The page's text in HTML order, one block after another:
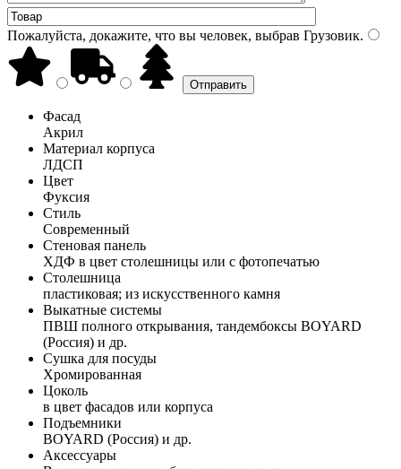
Пожалуйста, докажите, что вы человек, выбрав Грузовик.
Фасад
Акрил
Материал корпуса
ЛДСП
Цвет
Фуксия
Стиль
Современный
Стеновая панель
ХДФ в цвет столешницы или с фотопечатью
Столешница
пластиковая; из искусственного камня
Выкатные системы
ПВШ полного открывания, тандембоксы BOYARD
(Россия) и др.
Сушка для посуды
Хромированная
Цоколь
в цвет фасадов или корпуса
Подъемники
BOYARD (Россия) и др.
Аксессуары